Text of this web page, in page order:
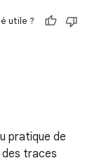
utile ?
pratique de
des traces